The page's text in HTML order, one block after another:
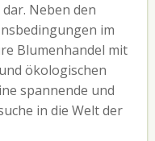
Neben den
im
Blumenhandel mit
ökologischen
spannende und
in die Welt der